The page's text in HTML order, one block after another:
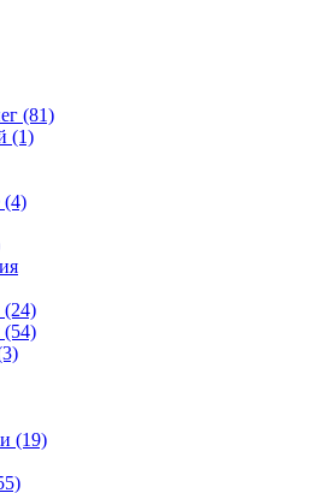
(81)
(1)
(4)
(54)
(19)